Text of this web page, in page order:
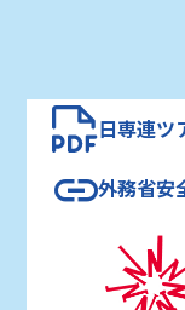
日専連ツ
外務省安